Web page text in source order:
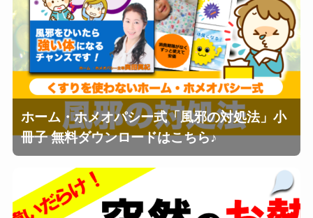
ホーム・ホメオパシー式「風邪の対処法」小
冊子 無料ダウンロードはこちら♪